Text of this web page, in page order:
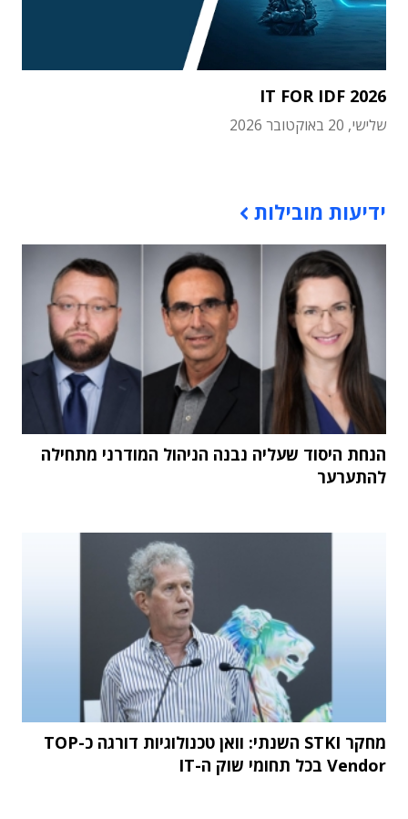
IT FOR IDF 2026
שלישי, 20 באוקטובר 2026
ידיעות מובילות
הנחת היסוד שעליה נבנה הניהול המודרני מתחילה
להתערער
מחקר STKI השנתי: וואן טכנולוגיות דורגה כ-TOP
Vendor בכל תחומי שוק ה-IT